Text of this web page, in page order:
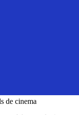
de cinema